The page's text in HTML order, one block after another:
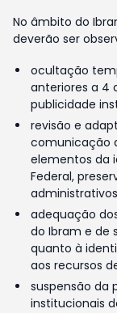
No âmbito do
deverão ser
ocultação
anteriores a 4
publicidade
revisão e
comunicação
elementos da
Federal,
adequação
do Ibram e de
quanto à
aos recursos
suspensão da
institucionais